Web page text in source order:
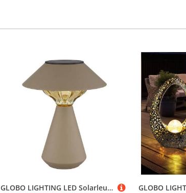
GLOBO LIGHTING LED Solarleuchte, LED-Leuchtmittel fest verbaut, Warmweiß, Solarlampe Außenleuchte Tischlampe LED Terrassenlampe Gartenleuchte